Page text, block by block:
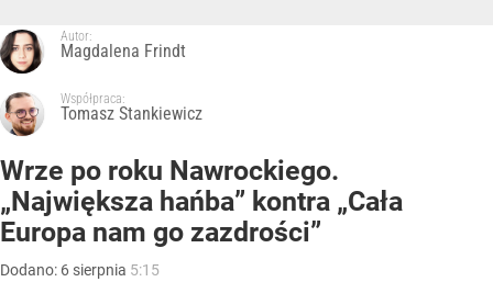
Autor:
Magdalena Frindt
Współpraca:
Tomasz Stankiewicz
Wrze po roku Nawrockiego.
„Największa hańba” kontra „Cała
Europa nam go zazdrości”
Dodano: 6 sierpnia 5:15